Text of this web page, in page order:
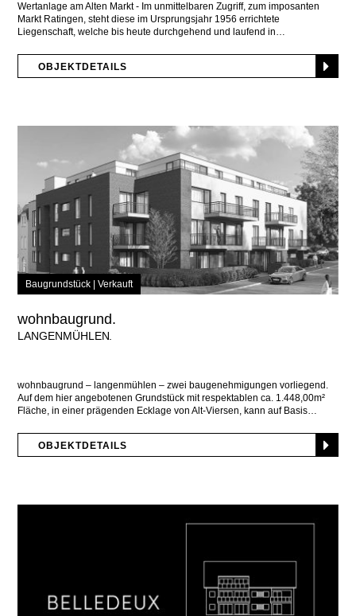
Wertanlage am Alten Markt - Im unmittelbaren Zugriff, zum imposanten
Markt Ratingen, steht diese im Ursprungsjahr 1956 errichtete
Liegenschaft, welche bis heute durchgehend und laufend in
OBJEKTDETAILS
Baugrundstück | Verkauft
wohnbaugrund.
LANGENMÜHLEN
wohnbaugrund – langenmühlen – zwei baugenehmigungen vorliegend.
Auf dem hier angebotenen Grundstück mit respektablen ca. 1.448,00m²
Fläche, in einer prägenden Ecklage von Alt-Viersen, kann auf Basis
OBJEKTDETAILS